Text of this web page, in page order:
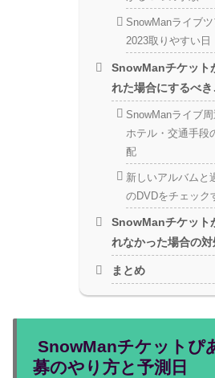
SnowManライブ
2023取りやすい日
SnowManチケット
れた場合にするべき
SnowManライブ
ホテル・交通手段
配
新しいアルバムと
のDVDをチェック
SnowManチケット
れなかった場合の対
まとめ
SnowManチケットぴ
募のやり方と予測日